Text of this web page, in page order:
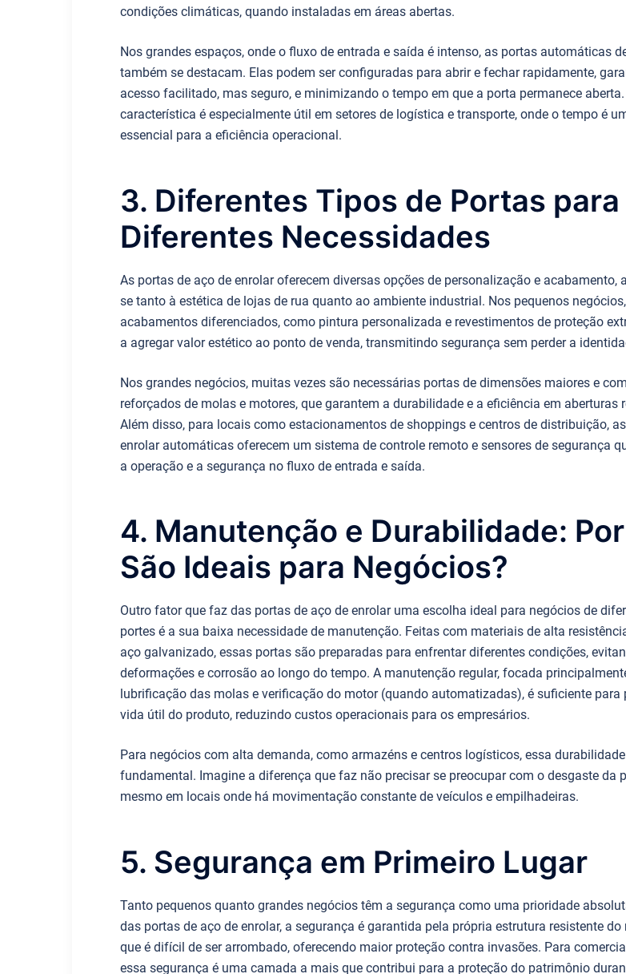
condições climáticas, quando instaladas em áreas abertas.
Nos grandes espaços, onde o fluxo de entrada e saída é intenso, as portas automáticas
também se destacam. Elas podem ser configuradas para abrir e fechar rapidamente,
acesso facilitado, mas seguro, e minimizando o tempo em que a porta permanece aberta.
característica é especialmente útil em setores de logística e transporte, onde o tempo é
essencial para a eficiência operacional.
3. Diferentes Tipos de Portas para
Diferentes Necessidades
As portas de aço de enrolar oferecem diversas opções de personalização e acabamento,
se tanto à estética de lojas de rua quanto ao ambiente industrial. Nos pequenos
acabamentos diferenciados, como pintura personalizada e revestimentos de proteção
a agregar valor estético ao ponto de venda, transmitindo segurança sem perder a
Nos grandes negócios, muitas vezes são necessárias portas de dimensões maiores e
reforçados de molas e motores, que garantem a durabilidade e a eficiência em aberturas
Além disso, para locais como estacionamentos de shoppings e centros de distribuição,
enrolar automáticas oferecem um sistema de controle remoto e sensores de segurança
a operação e a segurança no fluxo de entrada e saída.
4. Manutenção e Durabilidade:
São Ideais para Negócios?
Outro fator que faz das portas de aço de enrolar uma escolha ideal para negócios de
portes é a sua baixa necessidade de manutenção. Feitas com materiais de alta
aço galvanizado, essas portas são preparadas para enfrentar diferentes condições,
deformações e corrosão ao longo do tempo. A manutenção regular, focada
lubrificação das molas e verificação do motor (quando automatizadas), é suficiente para
vida útil do produto, reduzindo custos operacionais para os empresários.
Para negócios com alta demanda, como armazéns e centros logísticos, essa
fundamental. Imagine a diferença que faz não precisar se preocupar com o desgaste da
mesmo em locais onde há movimentação constante de veículos e empilhadeiras.
5. Segurança em Primeiro Lugar
Tanto pequenos quanto grandes negócios têm a segurança como uma prioridade
das portas de aço de enrolar, a segurança é garantida pela própria estrutura resistente do
que é difícil de ser arrombado, oferecendo maior proteção contra invasões. Para
essa segurança é uma camada a mais que contribui para a proteção do patrimônio